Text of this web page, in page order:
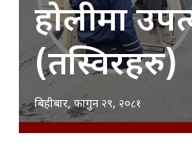
होलीमा
(तस्विरहरु)
बिहीबार, फागुन २९, २०८१